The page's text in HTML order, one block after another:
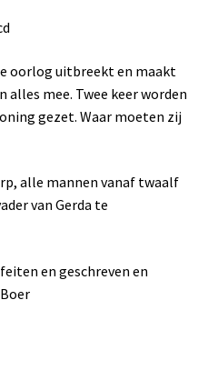
oorlog uitbreekt en maakt
alles mee. Twee keer worden
gezet. Waar moeten zij
alle mannen vanaf twaalf
van Gerda te
en geschreven en